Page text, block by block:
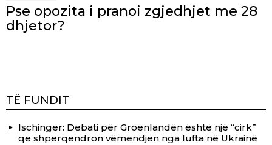
Pse opozita i pranoi zgjedhjet me 28
dhjetor?
TË FUNDIT
Ischinger: Debati për Groenlandën është një “cirk”
që shpërqendron vëmendjen nga lufta në Ukrainë